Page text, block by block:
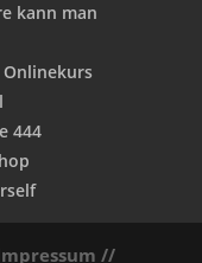
kann man
Onlinekurs
444
//